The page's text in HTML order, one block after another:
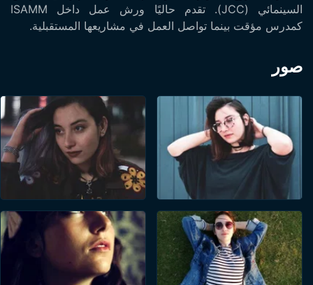
السينمائي (JCC). تقدم حاليًا ورش عمل داخل ISAMM
كمدرس مؤقت بينما تواصل العمل في مشاريعها المستقبلية.
صور